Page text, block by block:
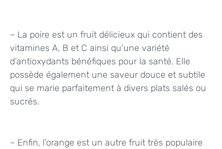
– La poire est un fruit délicieux qui contient des
vitamines A, B et C ainsi qu’une variété
d’antioxydants bénéfiques pour la santé. Elle
possède également une saveur douce et subtile
qui se marie parfaitement à divers plats salés ou
sucrés.
– Enfin, l’orange est un autre fruit très populaire